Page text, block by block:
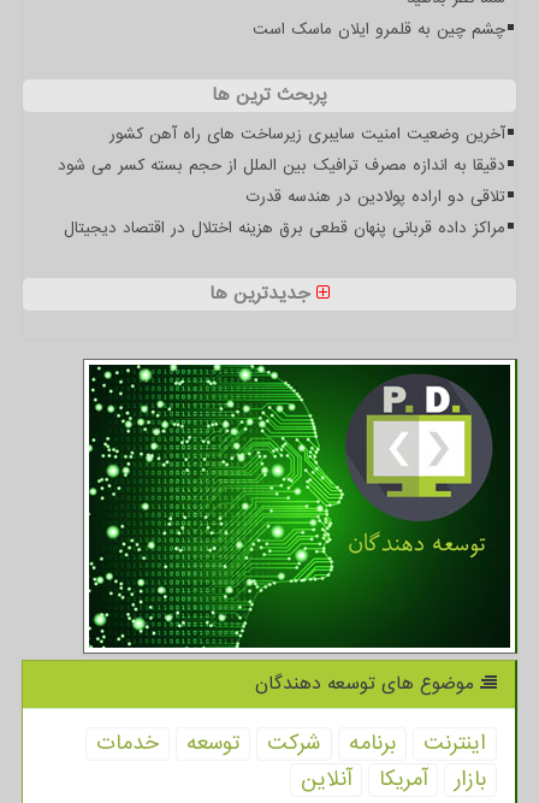
چشم چین به قلمرو ایلان ماسک است
پربحث ترین ها
آخرین وضعیت امنیت سایبری زیرساخت های راه آهن کشور
دقیقا به اندازه مصرف ترافیک بین الملل از حجم بسته کسر می شود
تلاقی دو اراده پولادین در هندسه قدرت
مراکز داده قربانی پنهان قطعی برق هزینه اختلال در اقتصاد دیجیتال
جدیدترین ها
موضوع های توسعه دهندگان
اینترنت برنامه شركت توسعه
خدمات
بازار
آمریكا آنلاین